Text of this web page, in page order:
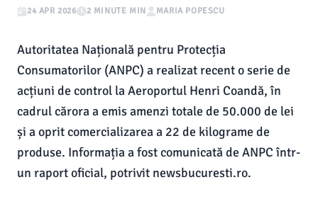
24 APR 2026 2 MINUTE MIN MARIA POPESCU
Autoritatea Națională pentru Protecția
Consumatorilor (ANPC) a realizat recent o serie de
acțiuni de control la Aeroportul Henri Coandă, în
cadrul cărora a emis amenzi totale de 50.000 de lei
și a oprit comercializarea a 22 de kilograme de
produse. Informația a fost comunicată de ANPC într-
un raport oficial, potrivit newsbucuresti.ro.